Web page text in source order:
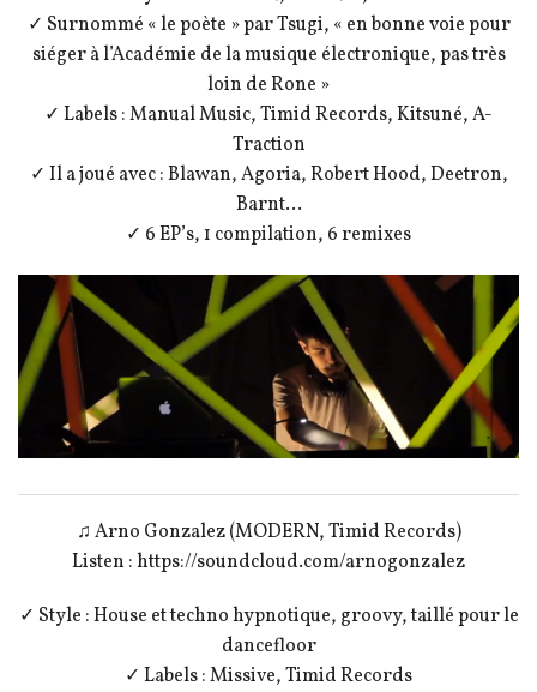
✓ Surnommé « le poète » par Tsugi, « en bonne voie pour
siéger à l’Académie de la musique électronique, pas très
loin de Rone »
✓ Labels : Manual Music, Timid Records, Kitsuné, A-
Traction
✓ Il a joué avec : Blawan, Agoria, Robert Hood, Deetron,
Barnt…
✓ 6 EP’s, 1 compilation, 6 remixes
♫ Arno Gonzalez (MODERN, Timid Records)
Listen : https://soundcloud.com/arnogonzalez
✓ Style : House et techno hypnotique, groovy, taillé pour le
dancefloor
✓ Labels : Missive, Timid Records